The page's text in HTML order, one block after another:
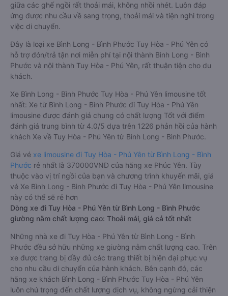
giữa các ghế ngồi rất thoải mái, không nhồi nhét. Luôn đáp
ứng được nhu cầu về sang trọng, thoải mái và tiện nghi trong
việc di chuyển.
Đây là loại xe Bình Long - Bình Phước Tuy Hòa - Phú Yên có
hỗ trợ đón/trả tận nơi miễn phí tại nội thành Bình Long - Bình
Phước và nội thành Tuy Hòa - Phú Yên, rất thuận tiện cho du
khách.
Xe Bình Long - Bình Phước Tuy Hòa - Phú Yên limousine tốt
nhất: Xe từ Bình Long - Bình Phước đi Tuy Hòa - Phú Yên
limousine được đánh giá chung có chất lượng Tốt với điểm
đánh giá trung bình từ 4.0/5 dựa trên 1226 phản hồi của hành
khách Xe về Tuy Hòa - Phú Yên từ Bình Long - Bình Phước.
Giá vé xe limousine đi Tuy Hòa - Phú Yên từ Bình Long - Bình
Phước rẻ nhất là 370000VND của hãng xe Phúc Yên. Tùy
thuộc vào vị trí ngồi của bạn và chương trình khuyến mãi, giá
vé Xe Bình Long - Bình Phước đi Tuy Hòa - Phú Yên limousine
này có thể sẽ rẻ hơn
Dòng xe đi Tuy Hòa - Phú Yên từ Bình Long - Bình Phước
giường nằm chất lượng cao: Thoải mái, giá cả tốt nhất
Những nhà xe đi Tuy Hòa - Phú Yên từ Bình Long - Bình
Phước đều sở hữu những xe giường nằm chất lượng cao. Trên
xe được trang bị đầy đủ các trang thiết bị hiện đại phục vụ
cho nhu cầu di chuyển của hành khách. Bên cạnh đó, các
hãng xe khách Bình Long - Bình Phước Tuy Hòa - Phú Yên
luôn chú trọng đến chất lượng dịch vụ, không ngừng cải thiện